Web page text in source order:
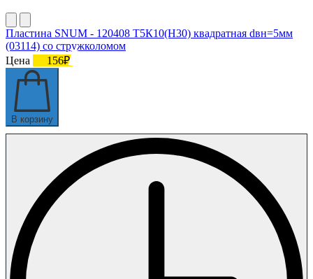
Пластина SNUM - 120408 Т5К10(Н30) квадратная dвн=5мм
(03114) со стружколомом
Цена
156₽
В корзину